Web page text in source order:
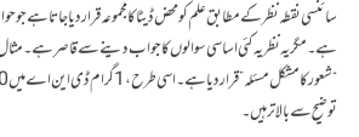
سائنسی نقطہ نظر کے مطابق علم کو محض ڈیٹا کا مجموعہ قرار دیا جاتا
ہے۔ مگر یہ نظریہ کئی اساسی سوالوں کا جواب دینے سے قاصر ہے۔
توضیح سے بالاتر ہیں۔